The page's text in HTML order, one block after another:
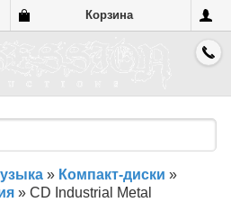
Корзина
» Компакт-диски »
» CD Industrial Metal